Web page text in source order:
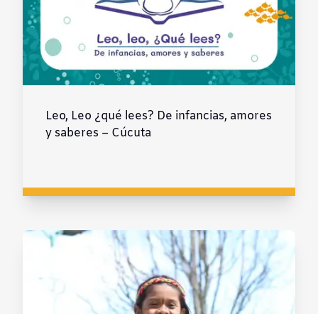
Leo, Leo ¿qué lees? De infancias, amores
y saberes – Cúcuta
Restablecer